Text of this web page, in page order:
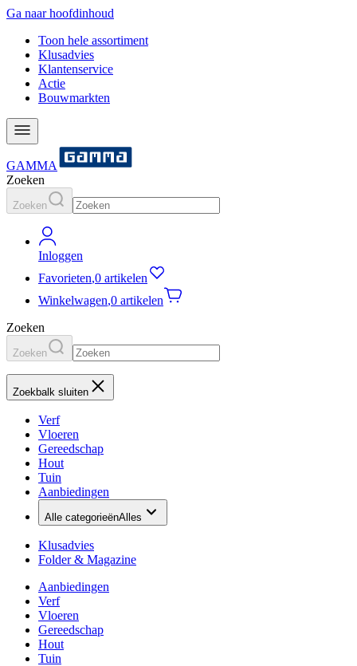
Ga naar hoofdinhoud
Toon hele assortiment
Klusadvies
Klantenservice
Actie
Bouwmarkten
GAMMA
Zoeken
Zoeken
Inloggen
Favorieten,0 artikelen
Winkelwagen,0 artikelen
Zoeken
Zoeken
Zoekbalk sluiten
Verf
Vloeren
Gereedschap
Hout
Tuin
Aanbiedingen
Alle categorieënAlles
Klusadvies
Folder & Magazine
Aanbiedingen
Verf
Vloeren
Gereedschap
Hout
Tuin